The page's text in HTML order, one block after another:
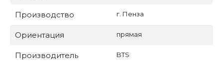
Производство г. Пенза
Ориентация прямая
Производитель BTS